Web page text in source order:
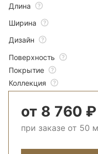
Длина
Ширина
Дизайн
Поверхность
Покрытие
Коллекция
от 8 760
при заказе от 50 м